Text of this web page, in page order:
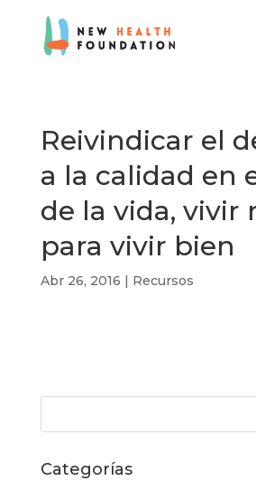
Reivindicar el
a la calidad en
de la vida, vivir
para vivir bien
Abr 26, 2016 | Recursos
Categorías